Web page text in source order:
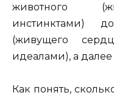
животного
инстинктами)
(живущего
идеалами), а далее
Как понять,